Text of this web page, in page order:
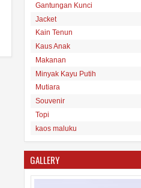
Tas Maluku
15
Minyak Kayu Putih Asli Maluku
16Aug
Gantungan Kunci
Jacket
Kain Tenun
Kaus Anak
Makanan
Minyak Kayu Putih
Mutiara
Souvenir
Topi
kaos maluku
GALLERY